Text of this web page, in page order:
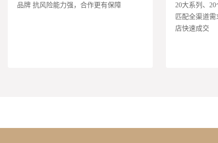
品牌 抗风险能力强，合作更有保障
20大系列、
匹配全渠道
店快速成交